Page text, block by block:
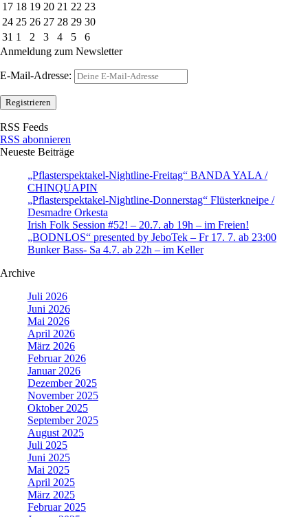
17 18 19 20 21 22 23
24 25 26 27 28 29 30
31 1 2 3 4 5
6
Anmeldung zum Newsletter
E-Mail-Adresse:
RSS Feeds
RSS abonnieren
Neueste Beiträge
„Pflasterspektakel-Nightline-Freitag“ BANDA YALA /
CHINQUAPIN
„Pflasterspektakel-Nightline-Donnerstag“ Flüsterkneipe /
Desmadre Orkesta
Irish Folk Session #52! – 20.7. ab 19h – im Freien!
„BODNLOS“ presented by JeboTek – Fr 17. 7. ab 23:00
Bunker Bass- Sa 4.7. ab 22h – im Keller
Archive
Juli 2026
Juni 2026
Mai 2026
April 2026
März 2026
Februar 2026
Januar 2026
Dezember 2025
November 2025
Oktober 2025
September 2025
August 2025
Juli 2025
Juni 2025
Mai 2025
April 2025
März 2025
Februar 2025